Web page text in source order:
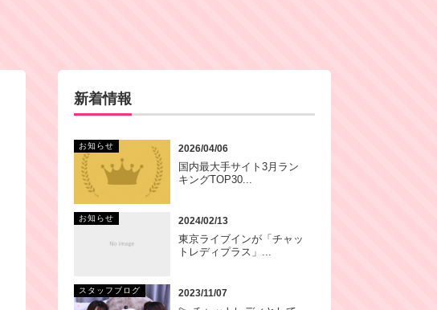
新着情報
お知らせ 2026/04/06
国内最大手サイト3月ラン
キングTOP30...
お知らせ 2024/02/13
東京ライブインが「チャッ
トレディプラス」...
スタッフブログ 2023/11/07